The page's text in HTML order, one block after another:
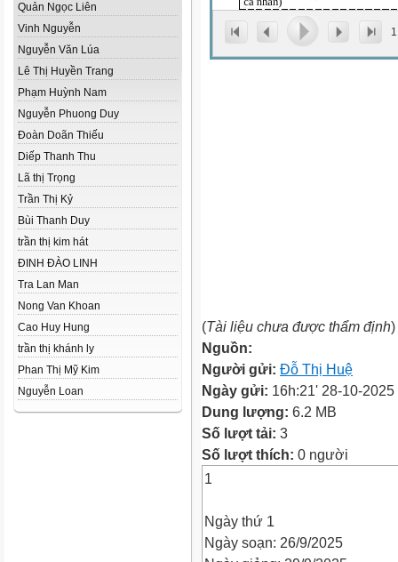
Quản Ngọc Liên
Vinh Nguyễn
Nguyễn Văn Lúa
Lê Thị Huyền Trang
Phạm Huỳnh Nam
Nguyễn Phuong Duy
Đoàn Doãn Thiếu
Diếp Thanh Thu
Lã thị Trọng
Trần Thị Kỷ
Bùi Thanh Duy
trần thị kim hát
ĐINH ĐÀO LINH
Tra Lan Man
Nong Van Khoan
Cao Huy Hung
trần thị khánh ly
Phan Thị Mỹ Kim
Nguyễn Loan
1
(Tài liệu chưa được thẩm định)
Nguồn:
Người gửi: Đỗ Thị Huệ
Ngày gửi: 16h:21' 28-10-2025
Dung lượng: 6.2 MB
Số lượt tải: 3
Số lượt thích: 0 người
1
Ngày thứ 1
Ngày soạn: 26/9/2025